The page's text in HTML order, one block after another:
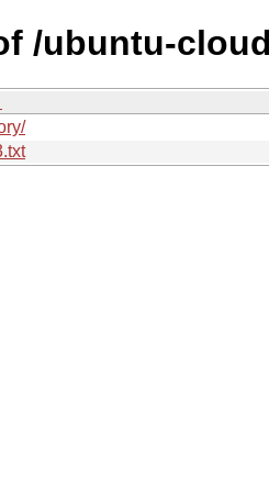
/ubuntu-